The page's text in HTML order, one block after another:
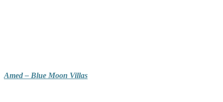
Amed – Blue Moon Villas